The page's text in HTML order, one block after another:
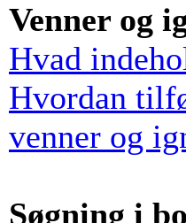
Venner og
Hvad
Hvordan
venner og
Søgning i